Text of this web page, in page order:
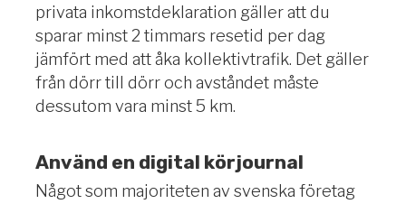
privata inkomstdeklaration gäller att du
sparar minst 2 timmars resetid per dag
jämfört med att åka kollektivtrafik. Det gäller
från dörr till dörr och avståndet måste
dessutom vara minst 5 km.
Använd en digital körjournal
Något som majoriteten av svenska företag